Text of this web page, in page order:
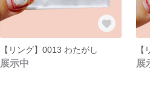
【リング】0013 わたがし
展示中 展